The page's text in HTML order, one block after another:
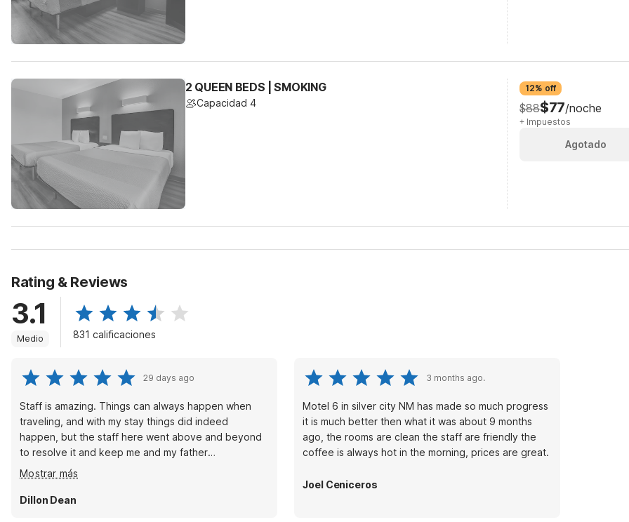
2 QUEEN BEDS | SMOKING
Capacidad 4
12% off
$88$77/noche
+ Impuestos
Agotado
Rating & Reviews
3.1
Medio 831 calificaciones
29 days ago
Staff is amazing. Things can always happen when
traveling, and with my stay things did indeed
happen, but the staff here went above and beyond
to resolve it and keep me and my father
comfortable. Five stars for good people and a
comfortable stay.
Mostrar más
Dillon Dean
3 months ago.
Motel 6 in silver city NM has made so much progress
it is much better then what it was about 9 months
ago, the rooms are clean the staff are friendly the
coffee is always hot in the morning, prices are great.
Joel Ceniceros